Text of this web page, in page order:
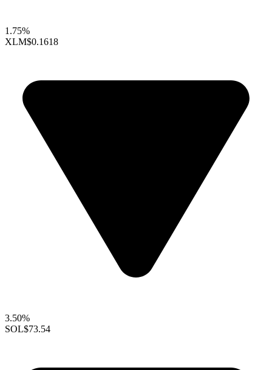
1.75%
XLM$0.1618
3.50%
SOL$73.54